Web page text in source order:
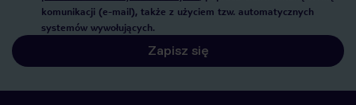
komunikacji (e-mail), także z użyciem tzw. automatycznych
systemów wywołujących.
Zapisz się